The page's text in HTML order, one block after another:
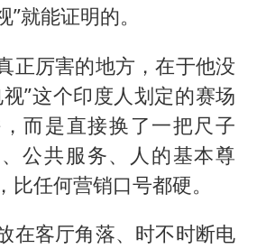
就能证明的。
正厉害的地方，在于他没
”这个印度人划定的赛场
而是直接换了一把尺子
公共服务、人的基本尊
比任何营销口号都硬。
在客厅角落、时不时断电